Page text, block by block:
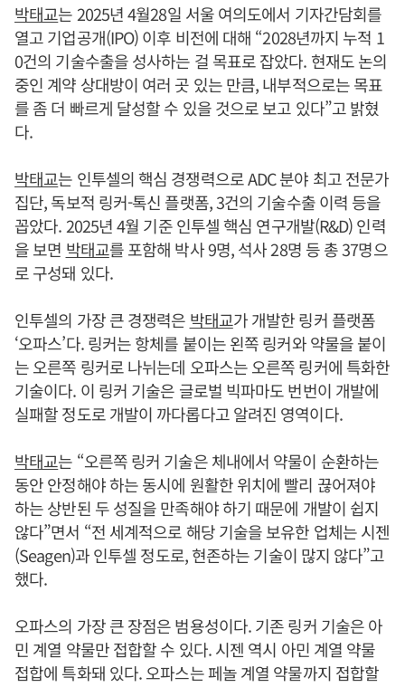
박태교는 2025년 4월28일 서울 여의도에서 기자간담회를
열고 기업공개(IPO) 이후 비전에 대해 “2028년까지 누적 1
0건의 기술수출을 성사하는 걸 목표로 잡았다. 현재도 논의
중인 계약 상대방이 여러 곳 있는 만큼, 내부적으로는 목표
를 좀 더 빠르게 달성할 수 있을 것으로 보고 있다”고 밝혔
다.
박태교는 인투셀의 핵심 경쟁력으로 ADC 분야 최고 전문가
집단, 독보적 링커-톡신 플랫폼, 3건의 기술수출 이력 등을
꼽았다. 2025년 4월 기준 인투셀 핵심 연구개발(R&D) 인력
을 보면 박태교를 포함해 박사 9명, 석사 28명 등 총 37명으
로 구성돼 있다.
인투셀의 가장 큰 경쟁력은 박태교가 개발한 링커 플랫폼
‘오파스’다. 링커는 항체를 붙이는 왼쪽 링커와 약물을 붙이
는 오른쪽 링커로 나뉘는데 오파스는 오른쪽 링커에 특화한
기술이다. 이 링커 기술은 글로벌 빅파마도 번번이 개발에
실패할 정도로 개발이 까다롭다고 알려진 영역이다.
박태교는 “오른쪽 링커 기술은 체내에서 약물이 순환하는
동안 안정해야 하는 동시에 원활한 위치에 빨리 끊어져야
하는 상반된 두 성질을 만족해야 하기 때문에 개발이 쉽지
않다”면서 “전 세계적으로 해당 기술을 보유한 업체는 시젠
(Seagen)과 인투셀 정도로, 현존하는 기술이 많지 않다”고
했다.
오파스의 가장 큰 장점은 범용성이다. 기존 링커 기술은 아
민 계열 약물만 접합할 수 있다. 시젠 역시 아민 계열 약물
접합에 특화돼 있다. 오파스는 페놀 계열 약물까지 접합할